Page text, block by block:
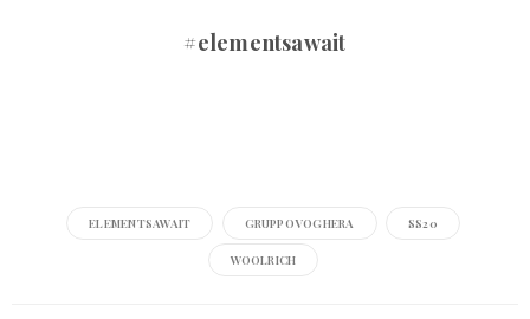
#elementsawait
ELEMENTSAWAIT GRUPPOVOGHERA SS20
WOOLRICH